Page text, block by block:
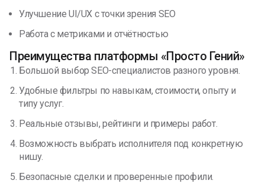
Улучшение UI/UX с точки зрения SEO
Работа с метриками и отчётностью
Преимущества платформы «Просто Гений»
Большой выбор SEO-специалистов разного уровня.
Удобные фильтры по навыкам, стоимости, опыту и
типу услуг.
Реальные отзывы, рейтинги и примеры работ.
Возможность выбрать исполнителя под конкретную
нишу.
Безопасные сделки и проверенные профили.